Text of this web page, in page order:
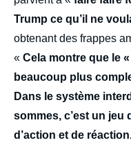
Trump ce qu’il ne
obtenant des frappes
« Cela montre que le
beaucoup plus
Dans le système
sommes, c’est un jeu
d’action et de